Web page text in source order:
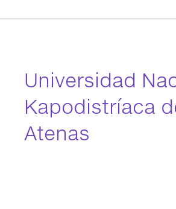
Universidad
Kapodistríaca
Atenas